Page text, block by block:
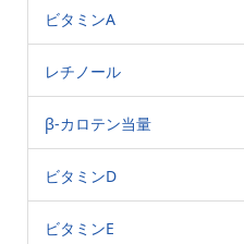
ビタミンA
レチノール
β-カロテン当量
ビタミンD
ビタミンE